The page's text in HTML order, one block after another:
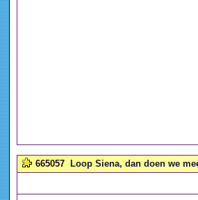
665057 Loop Siena, dan doen we